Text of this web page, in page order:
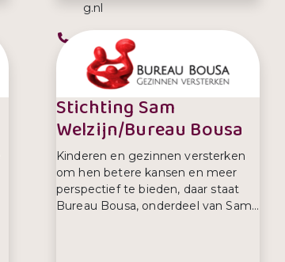
g.nl
Telefoonnummer:
0182-393234
Stichting Sam
Welzijn/Bureau Bousa
Kinderen en gezinnen versterken
om hen betere kansen en meer
perspectief te bieden, daar staat
Bureau Bousa, onderdeel van Sam...